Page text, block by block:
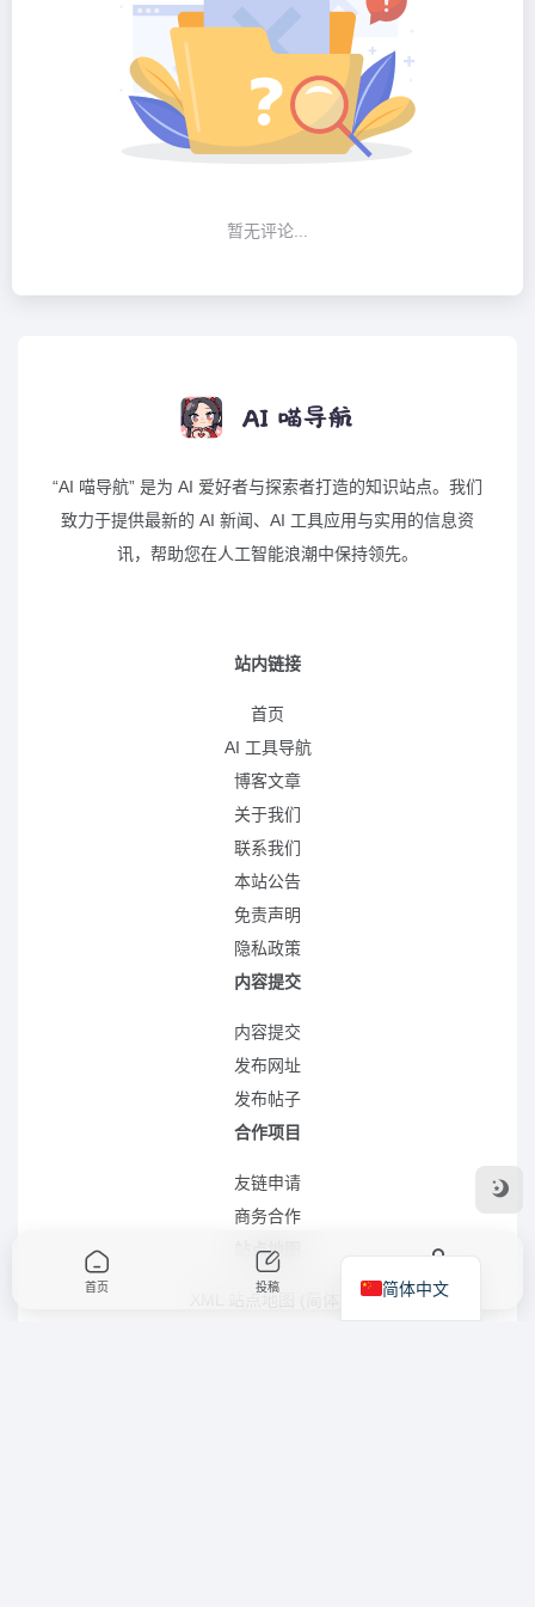
暂无评论...
“AI 喵导航” 是为 AI 爱好者与探索者打造的知识站点。我们
致力于提供最新的 AI 新闻、AI 工具应用与实用的信息资
讯，帮助您在人工智能浪潮中保持领先。
站内链接
首页
AI 工具导航
博客文章
关于我们
联系我们
本站公告
免责声明
隐私政策
内容提交
内容提交
发布网址
发布帖子
合作项目
友链申请
商务合作
站点地图
首页 投稿 我的
简体中文